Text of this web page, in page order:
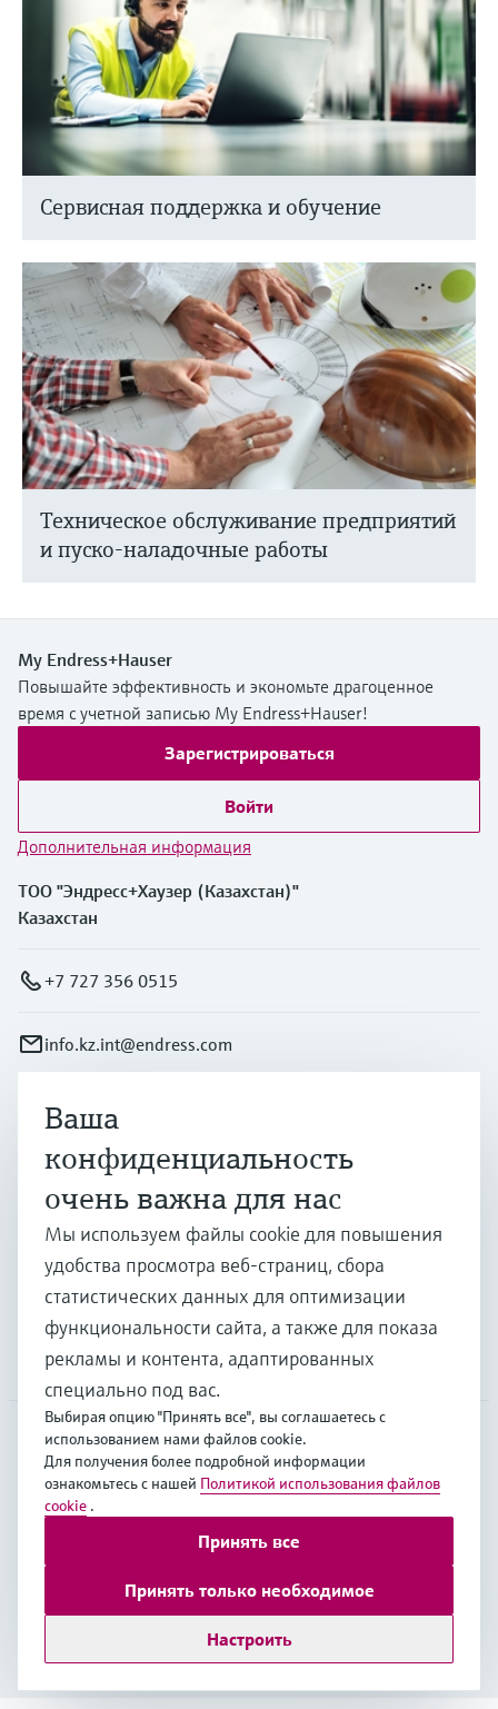
Сервисная поддержка и обучение
Техническое обслуживание предприятий
и пуско-наладочные работы
My Endress+Hauser
Повышайте эффективность и экономьте драгоценное
время с учетной записью My Endress+Hauser!
Зарегистрироваться
Войти
Дополнительная информация
ТОО "Эндресс+Хаузер (Казахстан)"
Казахстан
+7 727 356 0515
info.kz.int@endress.com
Продукты и услуги
Отрасли
Поддержка
Компания
CAS•Русский
Copyright © Endress+Hauser Group Services AG
Юридические условия Endress+Hauser International
Ваша
конфиденциальность
очень важна для нас
Мы используем файлы cookie для повышения
удобства просмотра веб-страниц, сбора
статистических данных для оптимизации
функциональности сайта, а также для показа
рекламы и контента, адаптированных
специально под вас.
Выбирая опцию "Принять все", вы соглашаетесь с
использованием нами файлов cookie.
Для получения более подробной информации
ознакомьтесь с нашей Политикой использования файлов
cookie .
Настроить
Принять только необходимое
Принять все